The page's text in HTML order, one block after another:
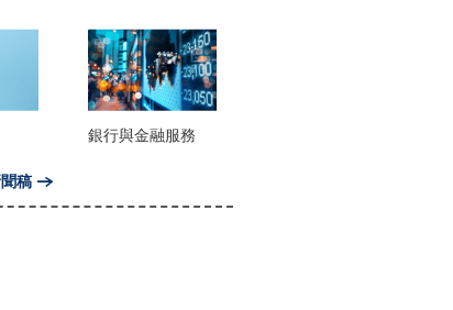
銀行與金融服務
稿